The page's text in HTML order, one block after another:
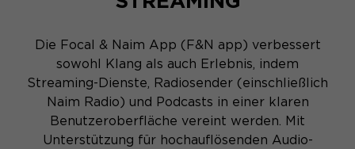
Die Focal & Naim App (F&N app) verbessert
sowohl Klang als auch Erlebnis, indem
Streaming-Dienste, Radiosender (einschließlich
Naim Radio) und Podcasts in einer klaren
Benutzeroberfläche vereint werden. Mit
Unterstützung für hochauflösenden Audio-